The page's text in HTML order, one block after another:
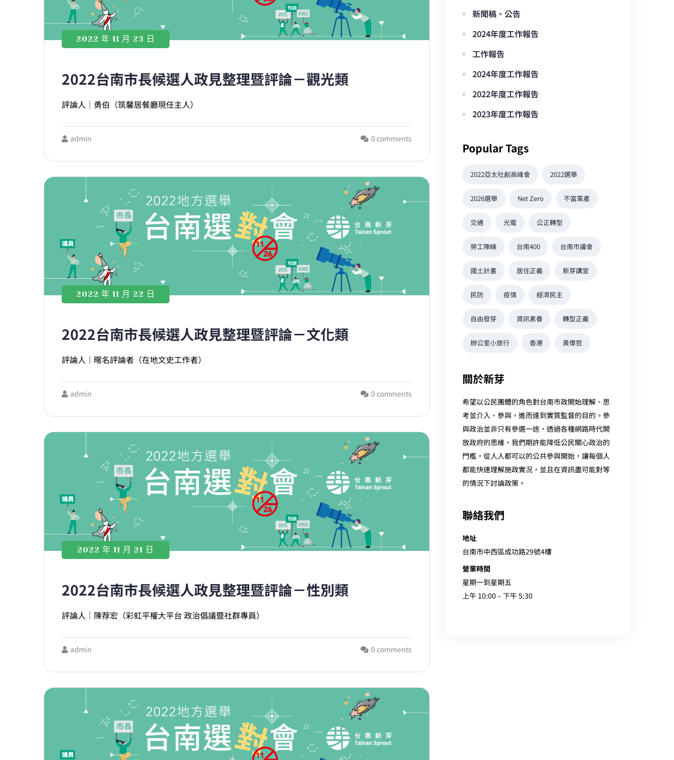
2022 年 11 月 23 日
2022台南市長候選人政見整理暨評論－觀光類
評論人｜勇伯（筑馨居餐廳現任主人）
admin 0 comments
2022 年 11 月 22 日
2022台南市長候選人政見整理暨評論－文化類
評論人｜暱名評論者（在地文史工作者）
admin 0 comments
2022 年 11 月 21 日
2022台南市長候選人政見整理暨評論－性別類
評論人｜陳荐宏（彩虹平權大平台 政治倡議暨社群專員）
admin 0 comments
新聞稿、公告
2024年度工作報告
工作報告
2024年度工作報告
2022年度工作報告
2023年度工作報告
Popular Tags
2022亞太社創高峰會 2022選舉
2026選舉 Net Zero 不當黨產
交通 光電 公正轉型
勞工陣線 台南400 台南市議會
國土計畫 居住正義 新芽講堂
民防 疫情 經濟民主
自由發芽 資訊素養 轉型正義
辦公室小旅行 香港 黃偉哲
關於新芽
希望以公民團體的角色對台南市政開始理解、思
考並介入、參與，進而達到實質監督的目的。參
與政治並非只有參選一途，透過各種網路時代開
放政府的思維，我們期許能降低公民關心政治的
門檻，從人人都可以的公共參與開始，讓每個人
都能快速理解施政實況，並且在資訊盡可能對等
的情況下討論政策。
聯絡我們
地址
台南市中西區成功路29號4樓
營業時間
星期一到星期五
上午 10:00 – 下午 5:30